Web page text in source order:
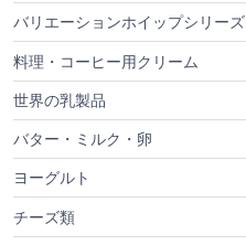
バリエーションホイップシリーズ
料理・コーヒー用クリーム
世界の乳製品
バター・ミルク・卵
ヨーグルト
チーズ類